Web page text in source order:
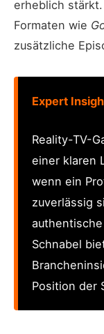
erheblich
Formaten wie
zusätzliche
Expert
Reality-TV-
einer klaren
wenn ein
zuverlässig
Schnabel
Position der